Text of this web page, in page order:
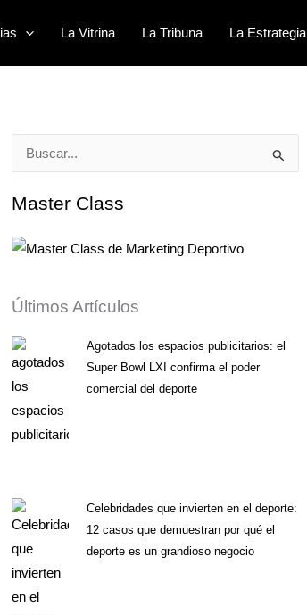
La Vitrina La Tribuna La Estrategia
Buscar
Master Class
Últimos Artículos
Agotados los espacios publicitarios: el
Super Bowl LXI confirma el poder
comercial del deporte
Celebridades que invierten en el deporte:
12 casos que demuestran por qué el
deporte es un grandioso negocio